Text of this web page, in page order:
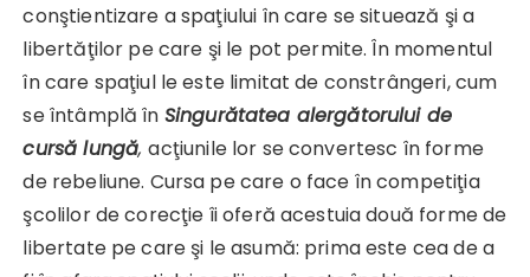
conştientizare a spaţiului în care se situează şi a
libertăţilor pe care şi le pot permite. În momentul
în care spaţiul le este limitat de constrângeri, cum
se întâmplă în Singurătatea alergătorului de
cursă lungă,acţiunile lor se convertesc în forme
de rebeliune. Cursa pe care o face în competiţia
şcolilor de corecţie îi oferă acestuia două forme de
libertate pe care şi le asumă: prima este cea de a